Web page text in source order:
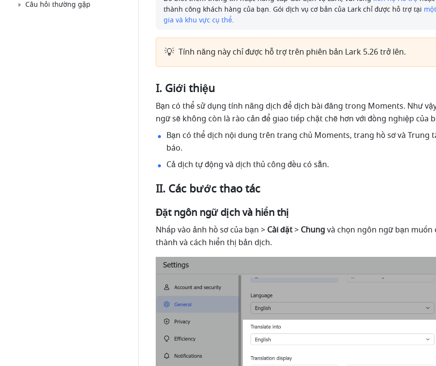
Câu hỏi thường gặp
thành công khách hàng của bạn. Gói dịch vụ cơ bản của Lark chỉ được hỗ trợ tại
gia và khu vực cụ thể.
💡 Tính năng này chỉ được hỗ trợ trên phiên bản Lark 5.26 trở lên.
I. Giới thiệu
Bạn có thể sử dụng tính năng dịch để dịch bài đăng trong Moments. Như
ngữ sẽ không còn là rào cản để giao tiếp chặt chẽ hơn với đồng nghiệp của
Bạn có thể dịch nội dung trên trang chủ Moments, trang hồ sơ và Trung
báo.
Cả dịch tự động và dịch thủ công đều có sẵn.
II. Các bước thao tác
Đặt ngôn ngữ dịch và hiển thị
Nhấp vào ảnh hồ sơ của bạn > Cài đặt > Chung và chọn ngôn ngữ bạn muốn
thành và cách hiển thị bản dịch.